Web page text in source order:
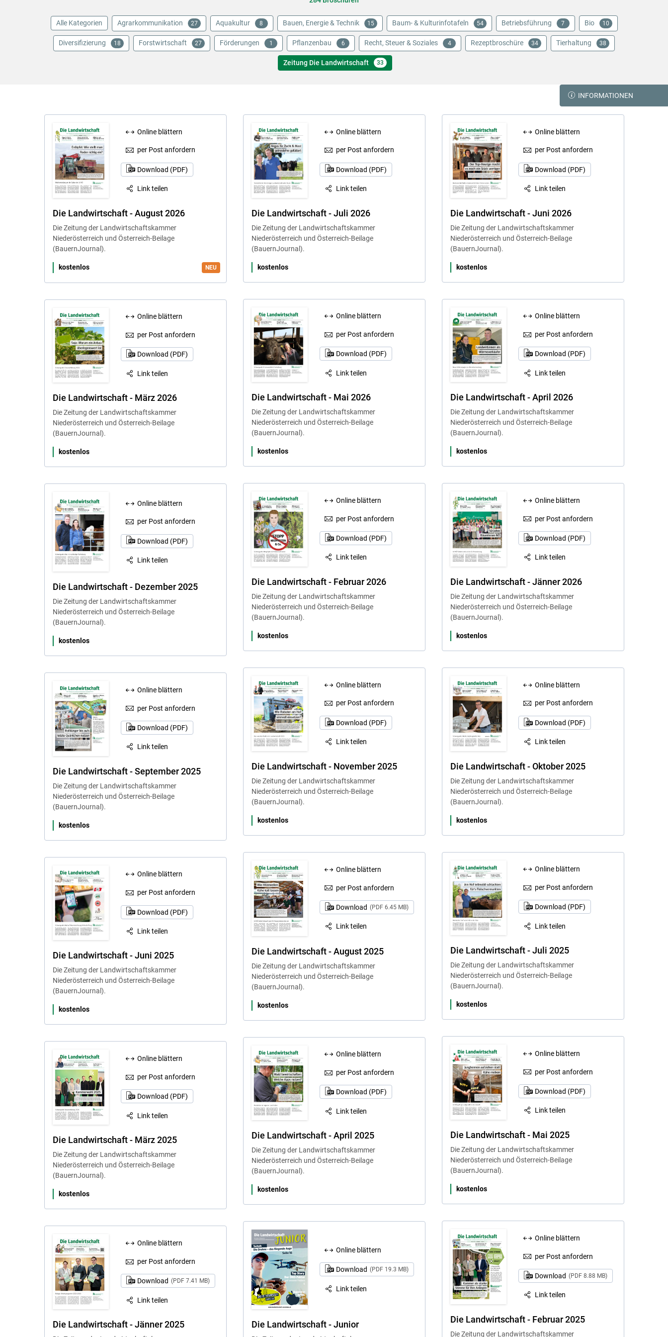
Skip to main content
Alle Kategorien Agrarkommunikation 27 Aquakultur 8 Bauen, Energie & Technik 15 Baum- & Kulturinfotafeln 54 Betriebsführung 7 Bio 10
Diversifizierung 18 Forstwirtschaft 27 Förderungen 1 Pflanzenbau 6 Recht, Steuer & Soziales 4 Rezeptbroschüre 34 Tierhaltung 38
Zeitung Die Landwirtschaft 33
INFORMATIONEN
Online blättern
per Post anfordern
Download (PDF)
Link teilen
Die Landwirtschaft - August 2026
Die Zeitung der Landwirtschaftskammer
Niederösterreich und Österreich-Beilage
(BauernJournal).
kostenlos
Online blättern
per Post anfordern
Download (PDF)
Link teilen
Die Landwirtschaft - Juli 2026
Die Zeitung der Landwirtschaftskammer
Niederösterreich und Österreich-Beilage
(BauernJournal).
kostenlos
Online blättern
per Post anfordern
Download (PDF)
Link teilen
Die Landwirtschaft - Juni 2026
Die Zeitung der Landwirtschaftskammer
Niederösterreich und Österreich-Beilage
(BauernJournal).
kostenlos
Online blättern
per Post anfordern
Download (PDF)
Link teilen
Die Landwirtschaft - Mai 2026
Die Zeitung der Landwirtschaftskammer
Niederösterreich und Österreich-Beilage
(BauernJournal).
kostenlos
Online blättern
per Post anfordern
Download (PDF)
Link teilen
Die Landwirtschaft - April 2026
Die Zeitung der Landwirtschaftskammer
Niederösterreich und Österreich-Beilage
(BauernJournal).
kostenlos
Online blättern
per Post anfordern
Download (PDF)
Link teilen
Die Landwirtschaft - März 2026
Die Zeitung der Landwirtschaftskammer
Niederösterreich und Österreich-Beilage
(BauernJournal).
kostenlos
Online blättern
per Post anfordern
Download (PDF)
Link teilen
Die Landwirtschaft - Februar 2026
Die Zeitung der Landwirtschaftskammer
Niederösterreich und Österreich-Beilage
(BauernJournal).
kostenlos
Online blättern
per Post anfordern
Download (PDF)
Link teilen
Die Landwirtschaft - Jänner 2026
Die Zeitung der Landwirtschaftskammer
Niederösterreich und Österreich-Beilage
(BauernJournal).
kostenlos
Online blättern
per Post anfordern
Download (PDF)
Link teilen
Die Landwirtschaft - Dezember 2025
Die Zeitung der Landwirtschaftskammer
Niederösterreich und Österreich-Beilage
(BauernJournal).
kostenlos
Online blättern
per Post anfordern
Download (PDF)
Link teilen
Die Landwirtschaft - November 2025
Die Zeitung der Landwirtschaftskammer
Niederösterreich und Österreich-Beilage
(BauernJournal).
kostenlos
Online blättern
per Post anfordern
Download (PDF)
Link teilen
Die Landwirtschaft - Oktober 2025
Die Zeitung der Landwirtschaftskammer
Niederösterreich und Österreich-Beilage
(BauernJournal).
kostenlos
Online blättern
per Post anfordern
Download (PDF)
Link teilen
Die Landwirtschaft - September 2025
Die Zeitung der Landwirtschaftskammer
Niederösterreich und Österreich-Beilage
(BauernJournal).
kostenlos
Online blättern
per Post anfordern
Download (PDF 6.45 MB)
Link teilen
Die Landwirtschaft - August 2025
Die Zeitung der Landwirtschaftskammer
Niederösterreich und Österreich-Beilage
(BauernJournal).
kostenlos
Online blättern
per Post anfordern
Download (PDF)
Link teilen
Die Landwirtschaft - Juli 2025
Die Zeitung der Landwirtschaftskammer
Niederösterreich und Österreich-Beilage
(BauernJournal).
kostenlos
Online blättern
per Post anfordern
Download (PDF)
Link teilen
Die Landwirtschaft - Juni 2025
Die Zeitung der Landwirtschaftskammer
Niederösterreich und Österreich-Beilage
(BauernJournal).
kostenlos
Online blättern
per Post anfordern
Download (PDF)
Link teilen
Die Landwirtschaft - Mai 2025
Die Zeitung der Landwirtschaftskammer
Niederösterreich und Österreich-Beilage
(BauernJournal).
kostenlos
Online blättern
per Post anfordern
Download (PDF)
Link teilen
Die Landwirtschaft - April 2025
Die Zeitung der Landwirtschaftskammer
Niederösterreich und Österreich-Beilage
(BauernJournal).
kostenlos
Online blättern
per Post anfordern
Download (PDF)
Link teilen
Die Landwirtschaft - März 2025
Die Zeitung der Landwirtschaftskammer
Niederösterreich und Österreich-Beilage
(BauernJournal).
kostenlos
Online blättern
per Post anfordern
Download (PDF 8.88 MB)
Link teilen
Die Landwirtschaft - Februar 2025
Die Zeitung der Landwirtschaftskammer
Online blättern
Download (PDF 19.3 MB)
Link teilen
Die Landwirtschaft - Junior
Online blättern
per Post anfordern
Download (PDF 7.41 MB)
Link teilen
Die Landwirtschaft - Jänner 2025